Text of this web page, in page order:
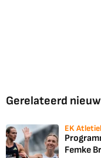
Gerelateerd
EK
Femke